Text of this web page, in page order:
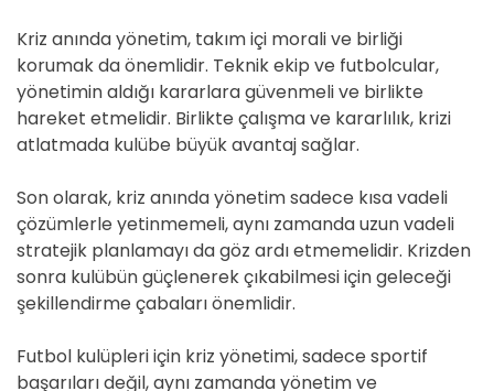
Kriz anında yönetim, takım içi morali ve birliği
korumak da önemlidir. Teknik ekip ve futbolcular,
yönetimin aldığı kararlara güvenmeli ve birlikte
hareket etmelidir. Birlikte çalışma ve kararlılık, krizi
atlatmada kulübe büyük avantaj sağlar.
Son olarak, kriz anında yönetim sadece kısa vadeli
çözümlerle yetinmemeli, aynı zamanda uzun vadeli
stratejik planlamayı da göz ardı etmemelidir. Krizden
sonra kulübün güçlenerek çıkabilmesi için geleceği
şekillendirme çabaları önemlidir.
Futbol kulüpleri için kriz yönetimi, sadece sportif
başarıları değil, aynı zamanda yönetim ve